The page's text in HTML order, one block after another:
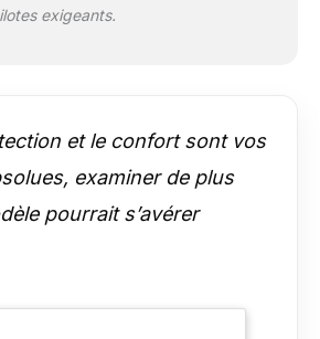
exigeants.
et le confort sont vos
examiner de plus
pourrait s’avérer